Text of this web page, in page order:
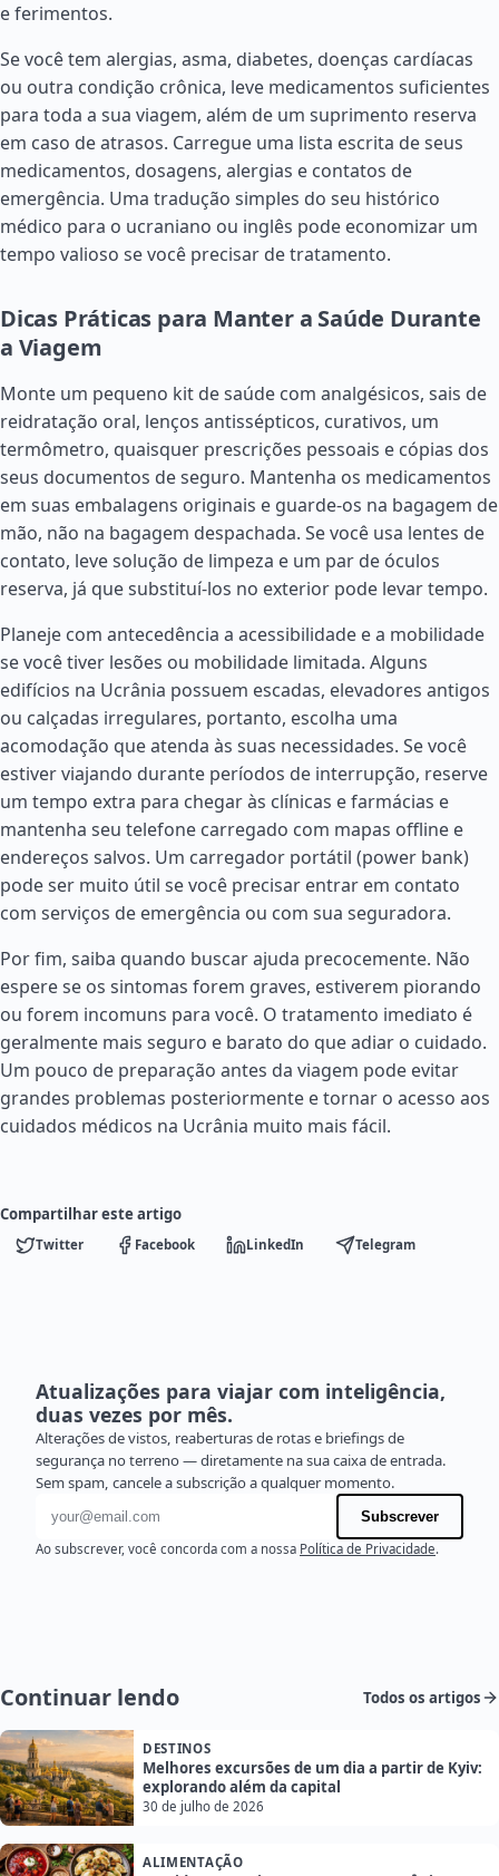
e ferimentos.
Se você tem alergias, asma, diabetes, doenças cardíacas
ou outra condição crônica, leve medicamentos suficientes
para toda a sua viagem, além de um suprimento reserva
em caso de atrasos. Carregue uma lista escrita de seus
medicamentos, dosagens, alergias e contatos de
emergência. Uma tradução simples do seu histórico
médico para o ucraniano ou inglês pode economizar um
tempo valioso se você precisar de tratamento.
Dicas Práticas para Manter a Saúde Durante
a Viagem
Monte um pequeno kit de saúde com analgésicos, sais de
reidratação oral, lenços antissépticos, curativos, um
termômetro, quaisquer prescrições pessoais e cópias dos
seus documentos de seguro. Mantenha os medicamentos
em suas embalagens originais e guarde-os na bagagem de
mão, não na bagagem despachada. Se você usa lentes de
contato, leve solução de limpeza e um par de óculos
reserva, já que substituí-los no exterior pode levar tempo.
Planeje com antecedência a acessibilidade e a mobilidade
se você tiver lesões ou mobilidade limitada. Alguns
edifícios na Ucrânia possuem escadas, elevadores antigos
ou calçadas irregulares, portanto, escolha uma
acomodação que atenda às suas necessidades. Se você
estiver viajando durante períodos de interrupção, reserve
um tempo extra para chegar às clínicas e farmácias e
mantenha seu telefone carregado com mapas offline e
endereços salvos. Um carregador portátil (power bank)
pode ser muito útil se você precisar entrar em contato
com serviços de emergência ou com sua seguradora.
Por fim, saiba quando buscar ajuda precocemente. Não
espere se os sintomas forem graves, estiverem piorando
ou forem incomuns para você. O tratamento imediato é
geralmente mais seguro e barato do que adiar o cuidado.
Um pouco de preparação antes da viagem pode evitar
grandes problemas posteriormente e tornar o acesso aos
cuidados médicos na Ucrânia muito mais fácil.
Compartilhar este artigo
Twitter Facebook LinkedIn Telegram
Atualizações para viajar com inteligência,
duas vezes por mês.
Alterações de vistos, reaberturas de rotas e briefings de
segurança no terreno — diretamente na sua caixa de entrada.
Sem spam, cancele a subscrição a qualquer momento.
Endereço de e-mail
Subscrever
Ao subscrever, você concorda com a nossa Política de Privacidade.
Continuar lendo Todos os artigos
DESTINOS
Melhores excursões de um dia a partir de Kyiv:
explorando além da capital
30 de julho de 2026
ALIMENTAÇÃO